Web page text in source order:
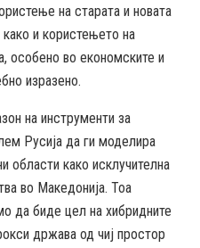
на старата и новата
и користењето на
особено во економските и
изразено.
на инструменти за
Русија да ги моделира
области како исклучителна
во Македонија. Тоа
да биде цел на хибридните
држава од чиј простор